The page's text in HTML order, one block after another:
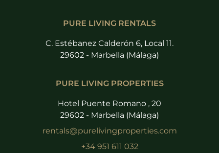
PURE LIVING RENTALS
C. Estébanez Calderón 6, Local 11.
29602 - Marbella (Málaga)
PURE LIVING PROPERTIES
Hotel Puente Romano , 20
29602 - Marbella (Málaga)
rentals@purelivingproperties.com
+34 951 611 032